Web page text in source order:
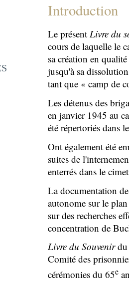
Introduction
Le présentLivre du
cours de laquelle le
sa création en
jusqu'à sa
tant que « camp de
Les détenus des
en janvier 1945 au
été répertoriés dans
Ont également été
suites de
enterrés dans le
La documentation
autonome sur le
sur des recherches
concentration de
Livre du Souvenirdu
Comité des
cérémonies du 65e